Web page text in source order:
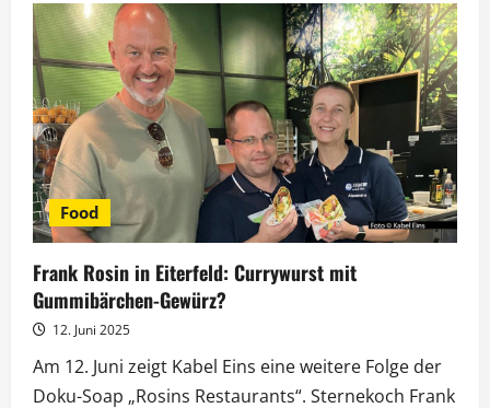
Folgen
von
„Rosins
Restaurants“:
Krisenhilfe
in
Haan
Food
Frank Rosin in Eiterfeld: Currywurst mit
Gummibärchen-Gewürz?
12. Juni 2025
Am 12. Juni zeigt Kabel Eins eine weitere Folge der
Doku-Soap „Rosins Restaurants“. Sternekoch Frank